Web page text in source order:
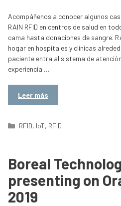
Acompáñenos a conocer algunos
RAIN RFID en centros de salud en
cama hasta donaciones de sangre.
hogar en hospitales y clínicas
paciente entra al sistema de
experiencia …
Leer más
Categorías
RFID, IoT, RFID
Boreal
presenting on
2019